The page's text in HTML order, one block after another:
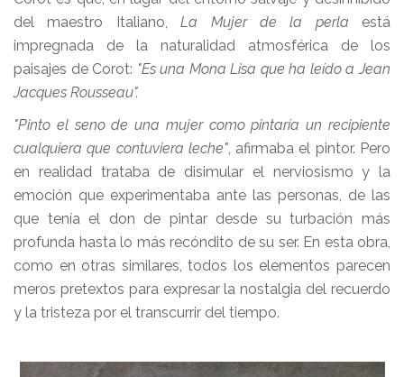
del maestro Italiano,La Mujer de la perla está
impregnada de la naturalidad atmosférica de los
paisajes de Corot: "Es una Mona Lisa que ha leído a Jean
Jacques Rousseau".
"Pinto el seno de una mujer como pintaría un recipiente
cualquiera que contuviera leche", afirmaba el pintor. Pero
en realidad trataba de disimular el nerviosismo y la
emoción que experimentaba ante las personas, de las
que tenía el don de pintar desde su turbación más
profunda hasta lo más recóndito de su ser. En esta obra,
como en otras similares, todos los elementos parecen
meros pretextos para expresar la nostalgia del recuerdo
y la tristeza por el transcurrir del tiempo.